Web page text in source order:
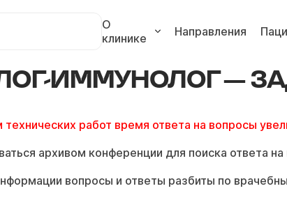
О
клинике
Направления
ИММУНОЛОГ —
работ время ответа на вопросы
архивом конференции для поиска ответа
вопросы и ответы разбиты по